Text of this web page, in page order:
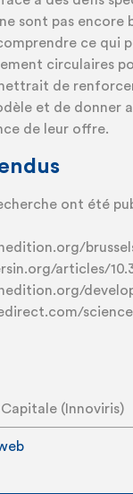
sont pas
ce qui
circulaires
de
et de donner
de leur offre.
ont été
articles/
(Innoviris)